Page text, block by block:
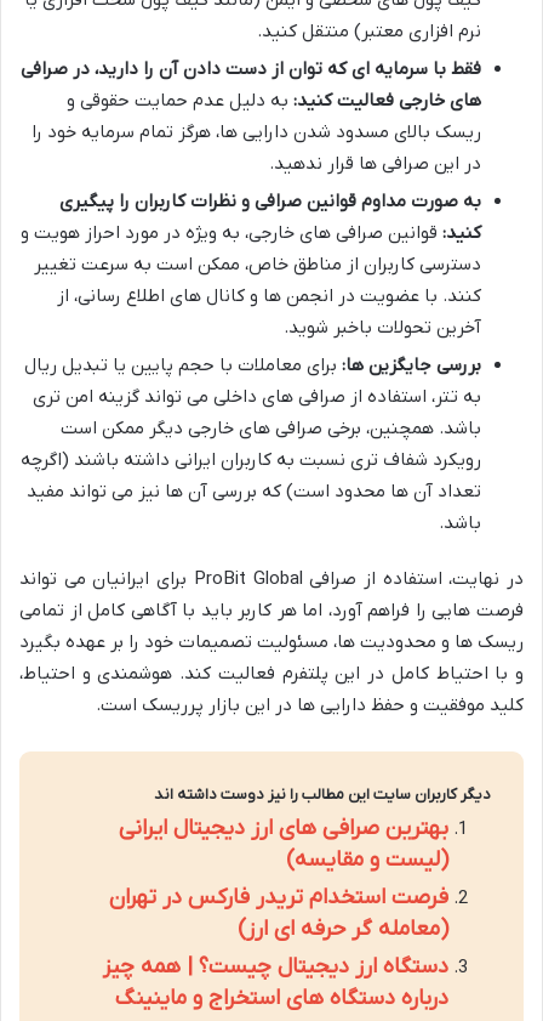
نرم افزاری معتبر) منتقل کنید.
فقط با سرمایه ای که توان از دست دادن آن را دارید، در صرافی
های خارجی فعالیت کنید: به دلیل عدم حمایت حقوقی و
ریسک بالای مسدود شدن دارایی ها، هرگز تمام سرمایه خود را
در این صرافی ها قرار ندهید.
به صورت مداوم قوانین صرافی و نظرات کاربران را پیگیری
کنید: قوانین صرافی های خارجی، به ویژه در مورد احراز هویت و
دسترسی کاربران از مناطق خاص، ممکن است به سرعت تغییر
کنند. با عضویت در انجمن ها و کانال های اطلاع رسانی، از
آخرین تحولات باخبر شوید.
بررسی جایگزین ها: برای معاملات با حجم پایین یا تبدیل ریال
به تتر، استفاده از صرافی های داخلی می تواند گزینه امن تری
باشد. همچنین، برخی صرافی های خارجی دیگر ممکن است
رویکرد شفاف تری نسبت به کاربران ایرانی داشته باشند (اگرچه
تعداد آن ها محدود است) که بررسی آن ها نیز می تواند مفید
باشد.
در نهایت، استفاده از صرافی ProBit Global برای ایرانیان می تواند
فرصت هایی را فراهم آورد، اما هر کاربر باید با آگاهی کامل از تمامی
ریسک ها و محدودیت ها، مسئولیت تصمیمات خود را بر عهده بگیرد
و با احتیاط کامل در این پلتفرم فعالیت کند. هوشمندی و احتیاط،
کلید موفقیت و حفظ دارایی ها در این بازار پرریسک است.
دیگر کاربران سایت این مطالب را نیز دوست داشته اند
بهترین صرافی های ارز دیجیتال ایرانی
(لیست و مقایسه)
فرصت استخدام تریدر فارکس در تهران
(معامله گر حرفه ای ارز)
دستگاه ارز دیجیتال چیست؟ | همه چیز
درباره دستگاه های استخراج و ماینینگ